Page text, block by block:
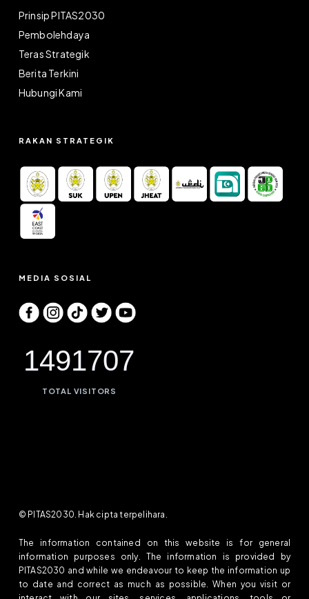
Prinsip PITAS2030
Pembolehdaya
Teras Strategik
Berita Terkini
Hubungi Kami
RAKAN STRATEGIK
MEDIA SOSIAL
1491707
TOTAL VISITORS
© PITAS2030. Hak cipta terpelihara.
The information contained on this website is for general
information purposes only. The information is provided by
PITAS2030 and while we endeavour to keep the information up
to date and correct as much as possible. When you visit or